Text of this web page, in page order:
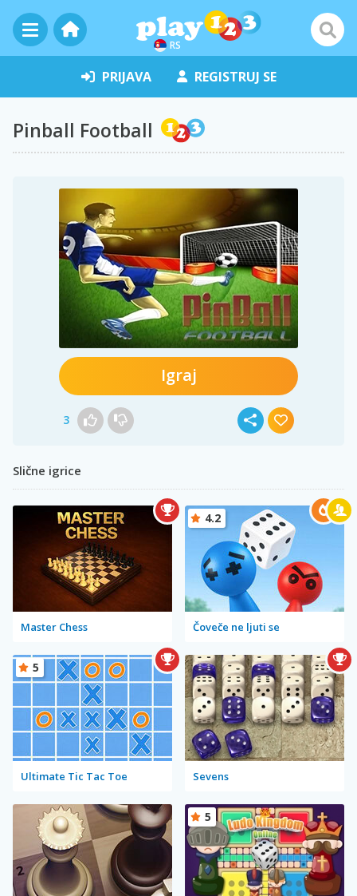
RS
PRIJAVA REGISTRUJ SE
Pinball Football
Igraj
3
Slične igrice
Master Chess Čoveče ne ljuti se
4.2
Ultimate Tic Tac Toe
5
Sevens
5